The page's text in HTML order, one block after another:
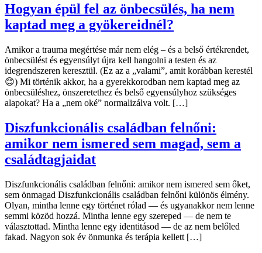
Hogyan épül fel az önbecsülés, ha nem
kaptad meg a gyökereidnél?
Amikor a trauma megértése már nem elég – és a belső értékrendet,
önbecsülést és egyensúlyt újra kell hangolni a testen és az
idegrendszeren keresztül. (Ez az a „valami”, amit korábban kerestél
😊) Mi történik akkor, ha a gyerekkorodban nem kaptad meg az
önbecsüléshez, önszeretethez és belső egyensúlyhoz szükséges
alapokat? Ha a „nem oké” normalizálva volt. […]
Diszfunkcionális családban felnőni:
amikor nem ismered sem magad, sem a
családtagjaidat
Diszfunkcionális családban felnőni: amikor nem ismered sem őket,
sem önmagad Diszfunkcionális családban felnőni különös élmény.
Olyan, mintha lenne egy történet rólad — és ugyanakkor nem lenne
semmi közöd hozzá. Mintha lenne egy szereped — de nem te
választottad. Mintha lenne egy identitásod — de az nem belőled
fakad. Nagyon sok év önmunka és terápia kellett […]